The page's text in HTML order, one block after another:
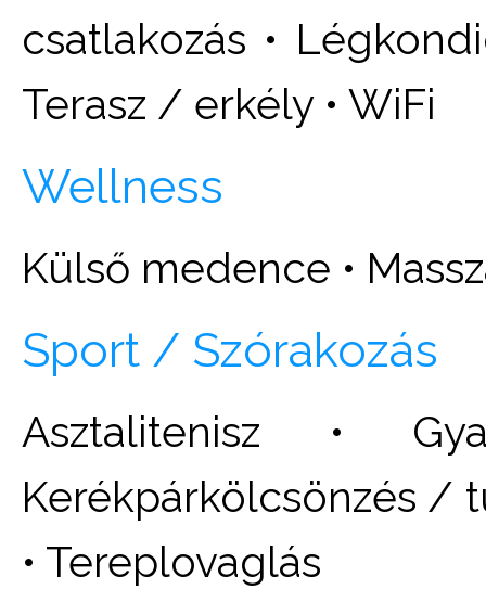
csatlakozás •
Terasz / erkély • WiFi
Wellness
Külső medence •
Sport / Szórakozás
Asztalitenisz •
Kerékpárkölcsönzés /
• Tereplovaglás